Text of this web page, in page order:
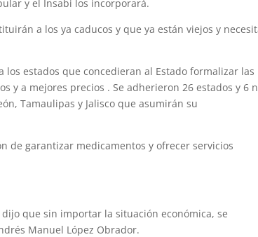
y el Insabi los incorporará.
a los ya caducos y que ya están viejos y
los estados que concedieran al Estado formalizar las
y a mejores precios . Se adherieron 26 estados y 6
Tamaulipas y Jalisco que asumirán su
de garantizar medicamentos y ofrecer servicios
que sin importar la situación económica, se
Manuel López Obrador.